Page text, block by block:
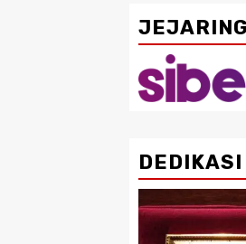
DEDIKASI